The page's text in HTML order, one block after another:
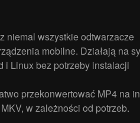
niemal wszystkie odtwarzacze
mobilne. Działają na
i Linux bez potrzeby instalacji
przekonwertować MP4 na
w zależności od potrzeb.